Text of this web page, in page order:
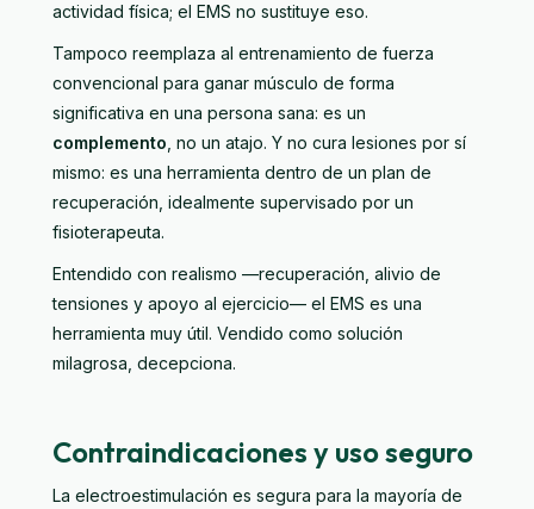
actividad física; el EMS no sustituye eso.
Tampoco reemplaza al entrenamiento de fuerza
convencional para ganar músculo de forma
significativa en una persona sana: es un
complemento , no un atajo. Y no cura lesiones por sí
mismo: es una herramienta dentro de un plan de
recuperación, idealmente supervisado por un
fisioterapeuta.
Entendido con realismo —recuperación, alivio de
tensiones y apoyo al ejercicio— el EMS es una
herramienta muy útil. Vendido como solución
milagrosa, decepciona.
Contraindicaciones y uso seguro
La electroestimulación es segura para la mayoría de